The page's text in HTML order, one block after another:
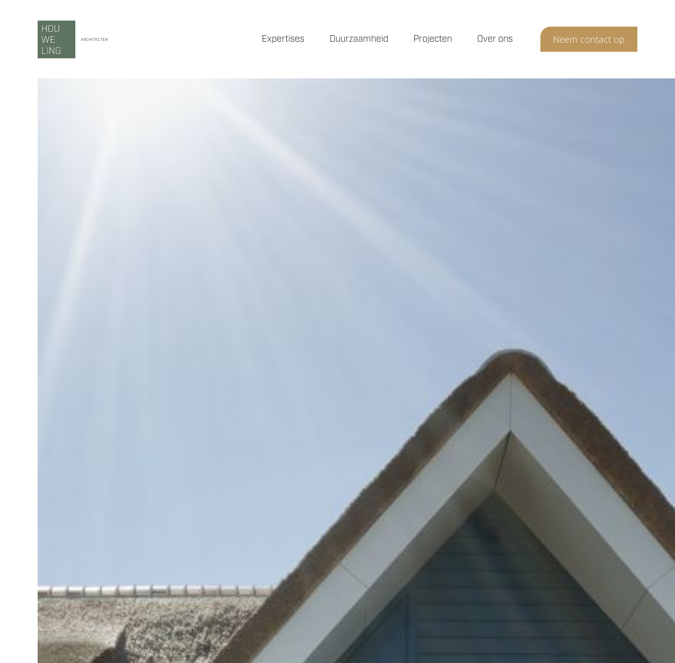
naar
inhoud
Expertises Duurzaamheid Projecten Over ons Neem contact op